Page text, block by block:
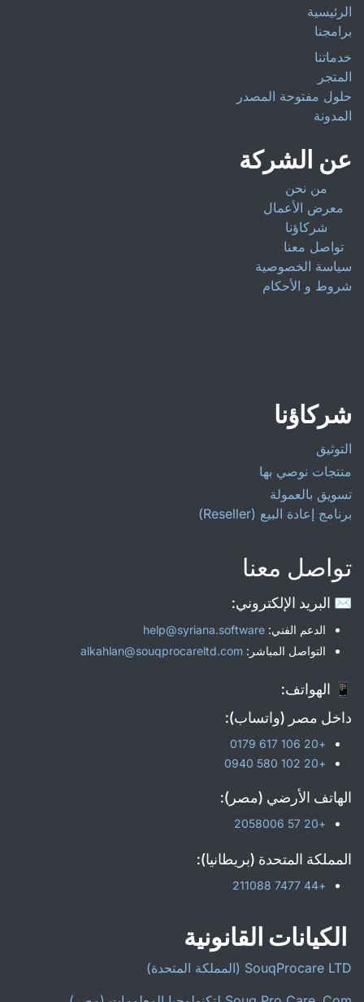
الرئيسية
برامجنا
خدماتنا
المتجر
حلول مفتوحة المصدر
المدونة
عن الشركة
من نحن
معرض الأعمال
شركاؤنا
تواصل معنا
سياسة الخصوصية
شروط و الأحكام
شركاؤنا
التوثيق
منتجات نوصي بها
تسويق بالعمولة
برنامج إعادة البيع (Reseller)
تواصل معنا
✉️ البريد الإلكتروني:
الدعم الفني: help@syriana.software
التواصل المباشر: alkahlan@souqprocareltd.com
📱 الهواتف:
داخل مصر (واتساب):
+20 106 617 0179
+20 102 580 0940
الهاتف الأرضي (مصر):
+20 57 2058006
المملكة المتحدة (بريطانيا):
+44 7477 211088
الكيانات القانونية
SouqProcare LTD (المملكة المتحدة)